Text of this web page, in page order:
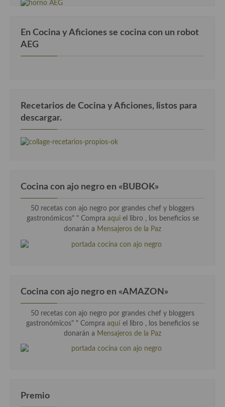
En Cocina y Aficiones se cocina con un robot
AEG
Recetarios de Cocina y Aficiones, listos para
descargar.
Cocina con ajo negro en «BUBOK»
50 recetas con ajo negro por grandes chef y bloggers
gastronómicos" " Compra aqui el libro , los beneficios se
donarán a Mensajeros de la Paz
Cocina con ajo negro en «AMAZON»
50 recetas con ajo negro por grandes chef y bloggers
gastronómicos" " Compra aquí el libro , los beneficios se
donarán a Mensajeros de la Paz
Premio